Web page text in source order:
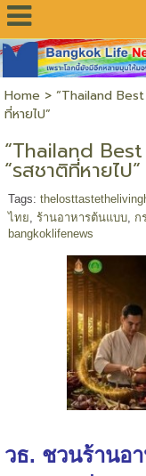
Home > “Thailand
ที่หายไป”
“Thailand
“รสชาติที่หายไป”
Tags:
ไทย ร้านอาหารต้นแบบ, ก
bangkoklifenews
วธ. ชวนร้านอ